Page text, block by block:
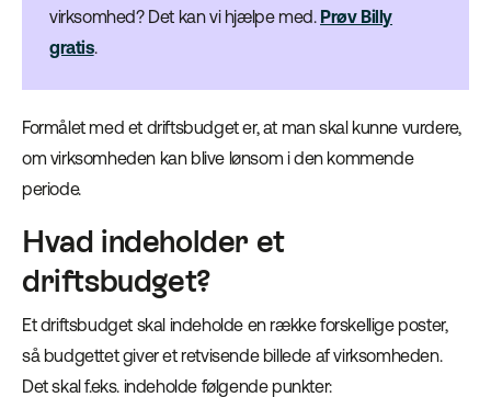
virksomhed? Det kan vi hjælpe med. Prøv Billy
gratis.
Formålet med et driftsbudget er, at man skal kunne vurdere,
om virksomheden kan blive lønsom i den kommende
periode.
Hvad indeholder et
driftsbudget?
Et driftsbudget skal indeholde en række forskellige poster,
så budgettet giver et retvisende billede af virksomheden.
Det skal f.eks. indeholde følgende punkter: